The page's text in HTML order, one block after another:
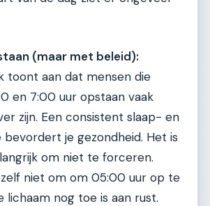
(maar met beleid):
toont aan dat mensen die
en 7:00 uur opstaan vaak
zijn. Een consistent slaap- en
bevordert je gezondheid. Het is
om niet te forceren.
niet om om 05:00 uur op te
lichaam nog toe is aan rust.